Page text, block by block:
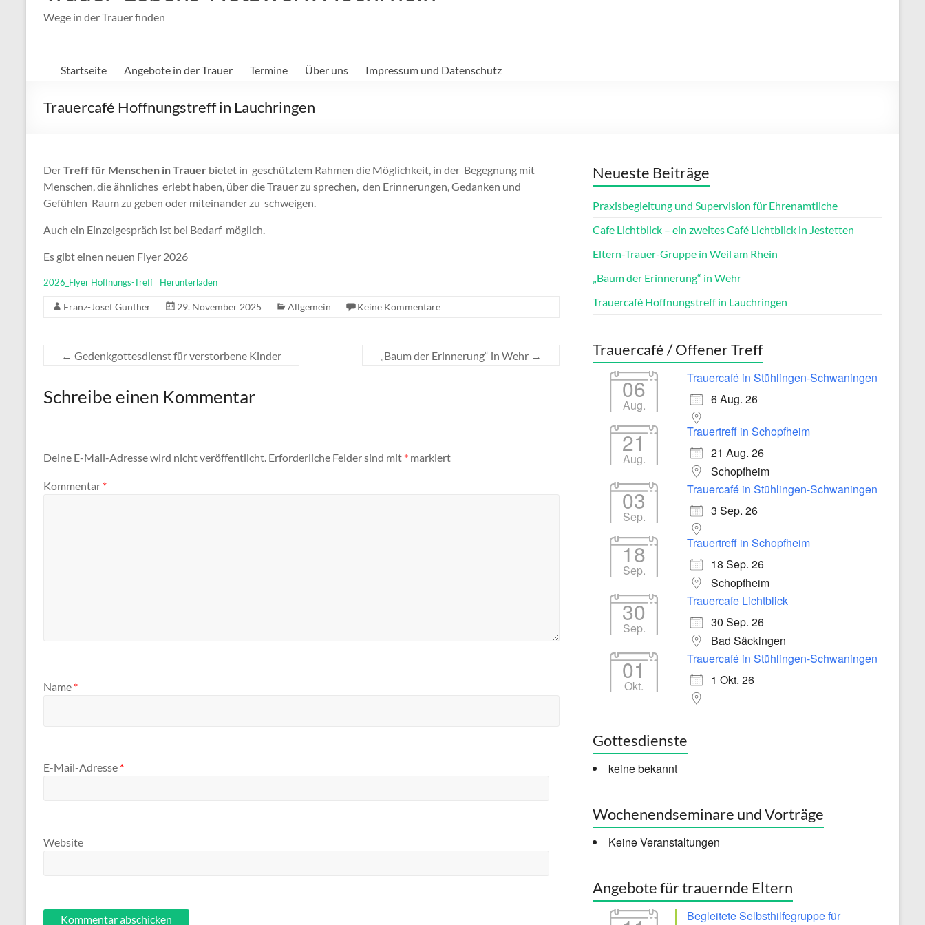
Wege in der Trauer finden
Startseite Angebote in der Trauer Termine Über uns Impressum und Datenschutz
Trauercafé Hoffnungstreff in Lauchringen
DerTreff für Menschen in Trauer bietet in geschütztem Rahmen die Möglichkeit, in der Begegnung mit
Menschen, die ähnliches erlebt haben, über die Trauer zu sprechen, den Erinnerungen, Gedanken und
Gefühlen Raum zu geben oder miteinander zu schweigen.
Auch ein Einzelgespräch ist bei Bedarf möglich.
Es gibt einen neuen Flyer 2026
2026_Flyer Hoffnungs-Treff Herunterladen
Franz-Josef Günther 29. November 2025 Allgemein Keine Kommentare
← Gedenkgottesdienst für verstorbene Kinder „Baum der Erinnerung“ in Wehr →
Schreibe einen Kommentar
Deine E-Mail-Adresse wird nicht veröffentlicht. Erforderliche Felder sind mit * markiert
Kommentar *
Name *
E-Mail-Adresse *
Website
Neueste Beiträge
Praxisbegleitung und Supervision für Ehrenamtliche
Cafe Lichtblick – ein zweites Café Lichtblick in Jestetten
Eltern-Trauer-Gruppe in Weil am Rhein
„Baum der Erinnerung“ in Wehr
Trauercafé Hoffnungstreff in Lauchringen
Trauercafé / Offener Treff
06
Aug.
Trauercafé in Stühlingen-Schwaningen
6 Aug. 26
21
Aug.
Trauertreff in Schopfheim
21 Aug. 26
Schopfheim
03
Sep.
Trauercafé in Stühlingen-Schwaningen
3 Sep. 26
18
Sep.
Trauertreff in Schopfheim
18 Sep. 26
Schopfheim
30
Sep.
Trauercafe Lichtblick
30 Sep. 26
Bad Säckingen
01
Okt.
Trauercafé in Stühlingen-Schwaningen
1 Okt. 26
Gottesdienste
keine bekannt
Wochenendseminare und Vorträge
Keine Veranstaltungen
Angebote für trauernde Eltern
Begleitete Selbsthilfegruppe für